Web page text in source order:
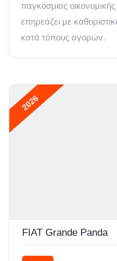
παγκόσμιας
επηρεάζει με
κατά τόπους αγορών.
2026
FIAT Grande Panda